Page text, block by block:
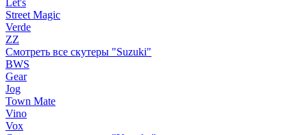
Let's
Street Magic
Verde
ZZ
Смотреть все скутеры "Suzuki"
BWS
Gear
Jog
Town Mate
Vino
Vox